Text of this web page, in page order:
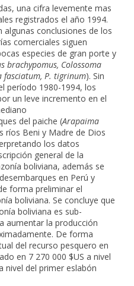
una cifra levemente mas
registrados el año 1994.
algunas conclusiones de los
comerciales siguen
especies de gran porte y
brachypomus, Colossoma
fasciatum, P. tigrinum). Sin
período 1980-1994, los
un leve incremento en el
del paiche (Arapaima
ríos Beni y Madre de Dios
los datos
general de la
boliviana, además se
en Perú y
forma preliminar el
boliviana. Se concluye que
boliviana es sub-
aumentar la producción
De forma
del recurso pesquero en
en 7 270 000 $US a nivel
nivel del primer eslabón